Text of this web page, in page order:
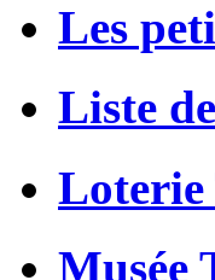
Les
Liste
Loterie
Musée